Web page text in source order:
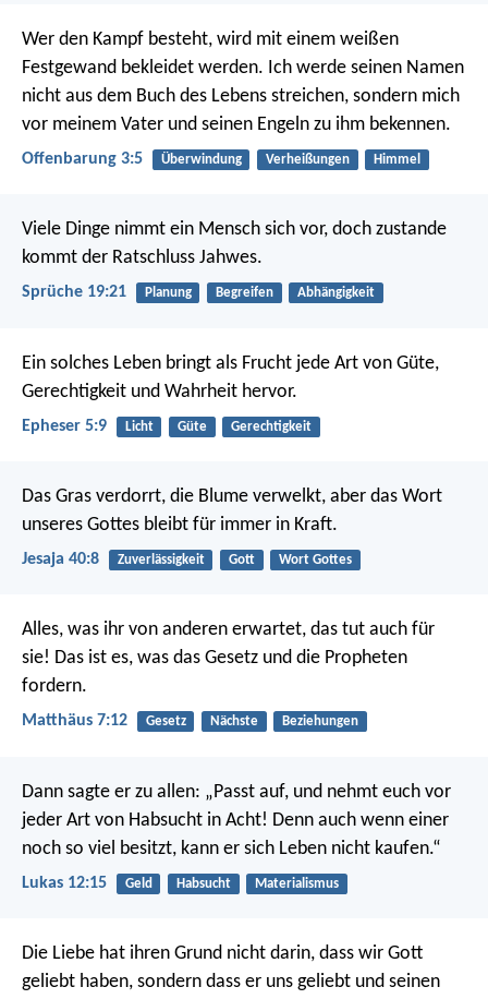
Wer den Kampf besteht, wird mit einem weißen
Festgewand bekleidet werden. Ich werde seinen Namen
nicht aus dem Buch des Lebens streichen, sondern mich
vor meinem Vater und seinen Engeln zu ihm bekennen.
Offenbarung 3:5 Überwindung Verheißungen Himmel
Viele Dinge nimmt ein Mensch sich vor, doch zustande
kommt der Ratschluss Jahwes.
Sprüche 19:21 Planung Begreifen Abhängigkeit
Ein solches Leben bringt als Frucht jede Art von Güte,
Gerechtigkeit und Wahrheit hervor.
Epheser 5:9 Licht Güte Gerechtigkeit
Das Gras verdorrt, die Blume verwelkt, aber das Wort
unseres Gottes bleibt für immer in Kraft.
Jesaja 40:8 Zuverlässigkeit Gott Wort Gottes
Alles, was ihr von anderen erwartet, das tut auch für
sie! Das ist es, was das Gesetz und die Propheten
fordern.
Matthäus 7:12 Gesetz Nächste Beziehungen
Dann sagte er zu allen: „Passt auf, und nehmt euch vor
jeder Art von Habsucht in Acht! Denn auch wenn einer
noch so viel besitzt, kann er sich Leben nicht kaufen.“
Lukas 12:15 Geld Habsucht Materialismus
Die Liebe hat ihren Grund nicht darin, dass wir Gott
geliebt haben, sondern dass er uns geliebt und seinen